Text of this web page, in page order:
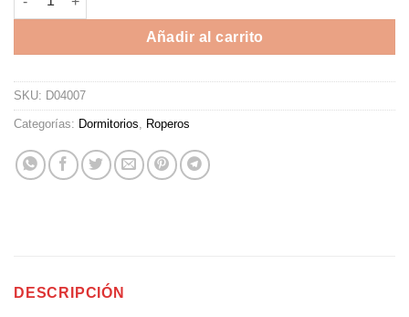
Añadir al carrito
SKU: D04007
Categorías: Dormitorios Roperos
DESCRIPCIÓN